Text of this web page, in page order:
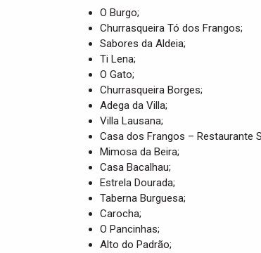
O Burgo;
Churrasqueira Tó dos Frangos;
Sabores da Aldeia;
Ti Lena;
O Gato;
Churrasqueira Borges;
Adega da Villa;
Villa Lausana;
Casa dos Frangos – Restaurante
Mimosa da Beira;
Casa Bacalhau;
Estrela Dourada;
Taberna Burguesa;
Carocha;
O Pancinhas;
Alto do Padrão;